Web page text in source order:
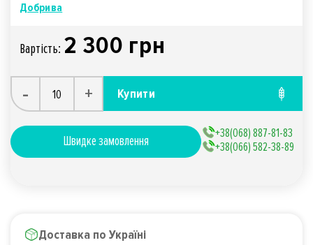
Добрива
Вартiсть: 2 300 грн
- + Купити
Швидке замовлення
+38(068) 887-81-83
+38(066) 582-38-89
Доставка по Україні